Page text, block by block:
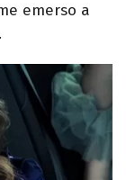
emerso a